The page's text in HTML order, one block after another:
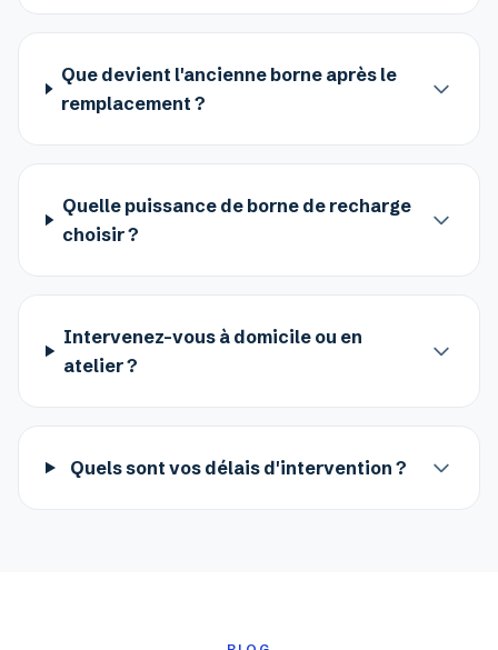
Que devient l'ancienne borne après le
remplacement ?
Quelle puissance de borne de recharge
choisir ?
Intervenez-vous à domicile ou en
atelier ?
Quels sont vos délais d'intervention ?